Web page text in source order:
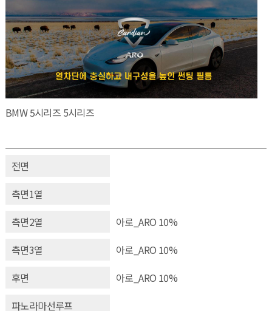
BMW 5시리즈 5시리즈
전면
측면1열
측면2열
아로_ARO 10%
측면3열
아로_ARO 10%
후면
아로_ARO 10%
파노라마선루프